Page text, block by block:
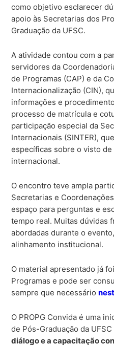
como objetivo esclarecer
apoio às Secretarias dos
Graduação da UFSC.
A atividade contou com a
servidores da
de Programas (CAP) e da
Internacionalização (CIN),
informações e
processo de matrícula e
participação especial da
Internacionais (SINTER),
específicas sobre o visto de
internacional.
O encontro teve ampla
Secretarias e
espaço para perguntas e
tempo real. Muitas dúvidas
abordadas durante o
alinhamento institucional.
O material apresentado já
Programas e pode ser
sempre que necessário
O PROPG Convida é uma
de Pós-Graduação da
diálogo e a capacitação